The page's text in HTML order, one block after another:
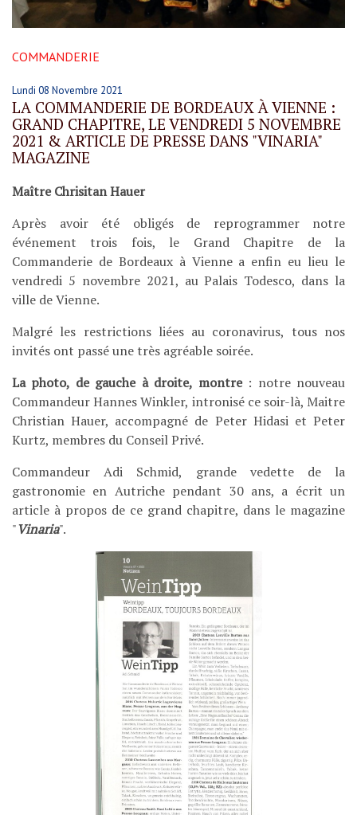
COMMANDERIE
Lundi 08 Novembre 2021
LA COMMANDERIE DE BORDEAUX À VIENNE :
GRAND CHAPITRE, LE VENDREDI 5 NOVEMBRE
2021 & ARTICLE DE PRESSE DANS "VINARIA"
MAGAZINE
Maître Chrisitan Hauer
Après avoir été obligés de reprogrammer notre
événement trois fois, le Grand Chapitre de la
Commanderie de Bordeaux à Vienne a enfin eu lieu le
vendredi 5 novembre 2021, au Palais Todesco, dans la
ville de Vienne.
Malgré les restrictions liées au coronavirus, tous nos
invités ont passé une très agréable soirée.
La photo, de gauche à droite, montre: notre nouveau
Commandeur Hannes Winkler, intronisé ce soir-là, Maitre
Christian Hauer, accompagné de Peter Hidasi et Peter
Kurtz, membres du Conseil Privé.
Commandeur Adi Schmid, grande vedette de la
gastronomie en Autriche pendant 30 ans, a écrit un
article à propos de ce grand chapitre, dans le magazine
"Vinaria".
Suivez-nous
Documents